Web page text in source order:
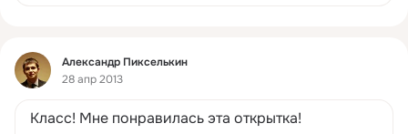
Фид
Александр Пикселькин
28 апр 2013
Класс! Мне понравилась эта открытка!